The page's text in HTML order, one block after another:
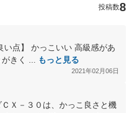
投稿数8
い点】 かっこいい 高級感があ
きく ...
もっと見る
2021年02月06日
Ｘ－３０は、かっこ良さと機